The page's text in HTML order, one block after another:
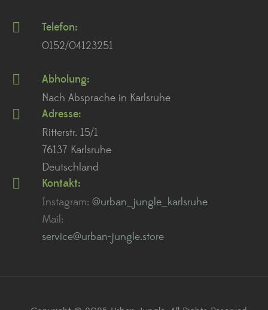
Telefon:
0152/04123251
Abholung:
Nach Absprache in Karlsruhe
Adresse:
Ritterstr. 15/1
76137 Karlsruhe
Deutschland
Kontakt:
Instagram: @urban_jungle_karlsruhe
Mail:
service@urban-jungle.store